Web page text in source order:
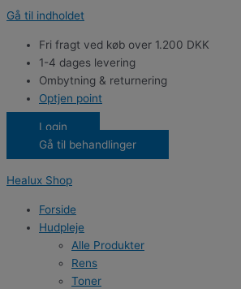
Gå til indholdet
Fri fragt ved køb over 1.200 DKK
1-4 dages levering
Ombytning & returnering
Optjen point
Login
Gå til behandlinger
Healux Shop
Forside
Hudpleje
Alle Produkter
Rens
Toner